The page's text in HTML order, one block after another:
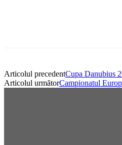
Articolul precedentCupa Danubius
Articolul următorCampionatul